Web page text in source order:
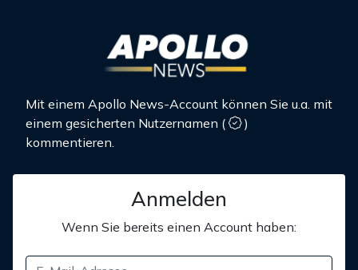
Mit einem Apollo News-Account können Sie u.a. mit
einem gesicherten Nutzernamen (
)
kommentieren.
Anmelden
Wenn Sie bereits einen Account haben: